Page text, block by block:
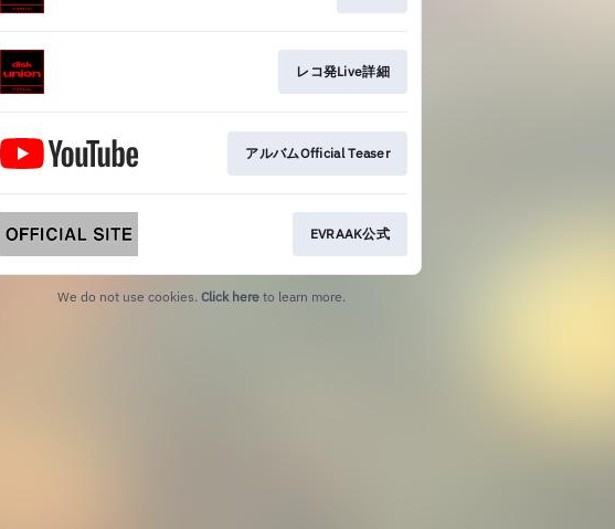
レコ発Live詳細
アルバムOfficial Teaser
EVRAAK公式
We do not use cookies. Click here to learn more.